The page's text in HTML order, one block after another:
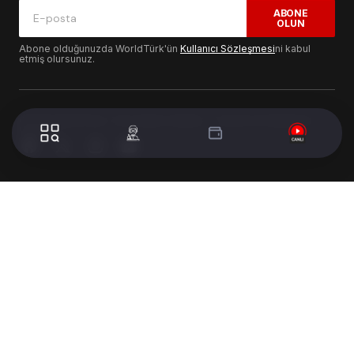
ABONE
OLUN
Abone olduğunuzda WorldTürk'ün Kullanıcı Sözleşmesini kabul
etmiş olursunuz.
© 2024 WorldTurk. Tüm Hakları Saklıdır. - Tasarım & Geliştirme :
Volion's